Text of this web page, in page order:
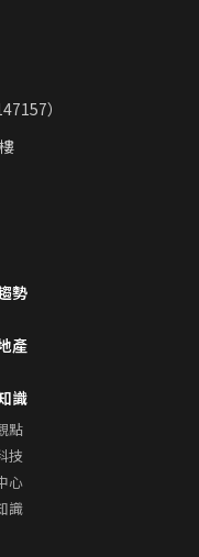
）
勢
產
識
點
技
心
識